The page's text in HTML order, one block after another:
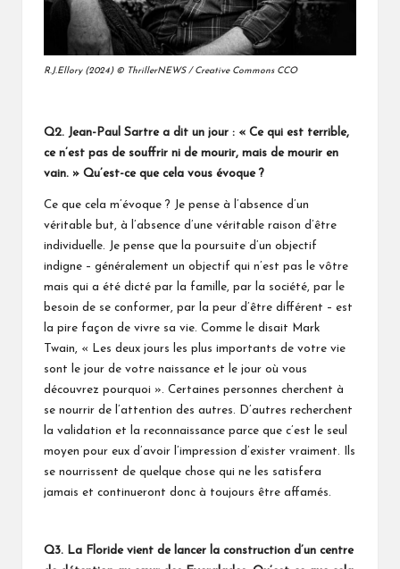
R.J.Ellory (2024) © ThrillerNEWS / Creative Commons CCO
Q2. Jean-Paul Sartre a dit un jour : « Ce qui est terrible,
ce n’est pas de souffrir ni de mourir, mais de mourir en
vain. » Qu’est-ce que cela vous évoque ?
Ce que cela m’évoque ? Je pense à l’absence d’un
véritable but, à l’absence d’une véritable raison d’être
individuelle. Je pense que la poursuite d’un objectif
indigne – généralement un objectif qui n’est pas le vôtre
mais qui a été dicté par la famille, par la société, par le
besoin de se conformer, par la peur d’être différent – est
la pire façon de vivre sa vie. Comme le disait Mark
Twain, « Les deux jours les plus importants de votre vie
sont le jour de votre naissance et le jour où vous
découvrez pourquoi ». Certaines personnes cherchent à
se nourrir de l’attention des autres. D’autres recherchent
la validation et la reconnaissance parce que c’est le seul
moyen pour eux d’avoir l’impression d’exister vraiment. Ils
se nourrissent de quelque chose qui ne les satisfera
jamais et continueront donc à toujours être affamés.
Q3. La Floride vient de lancer la construction d’un centre